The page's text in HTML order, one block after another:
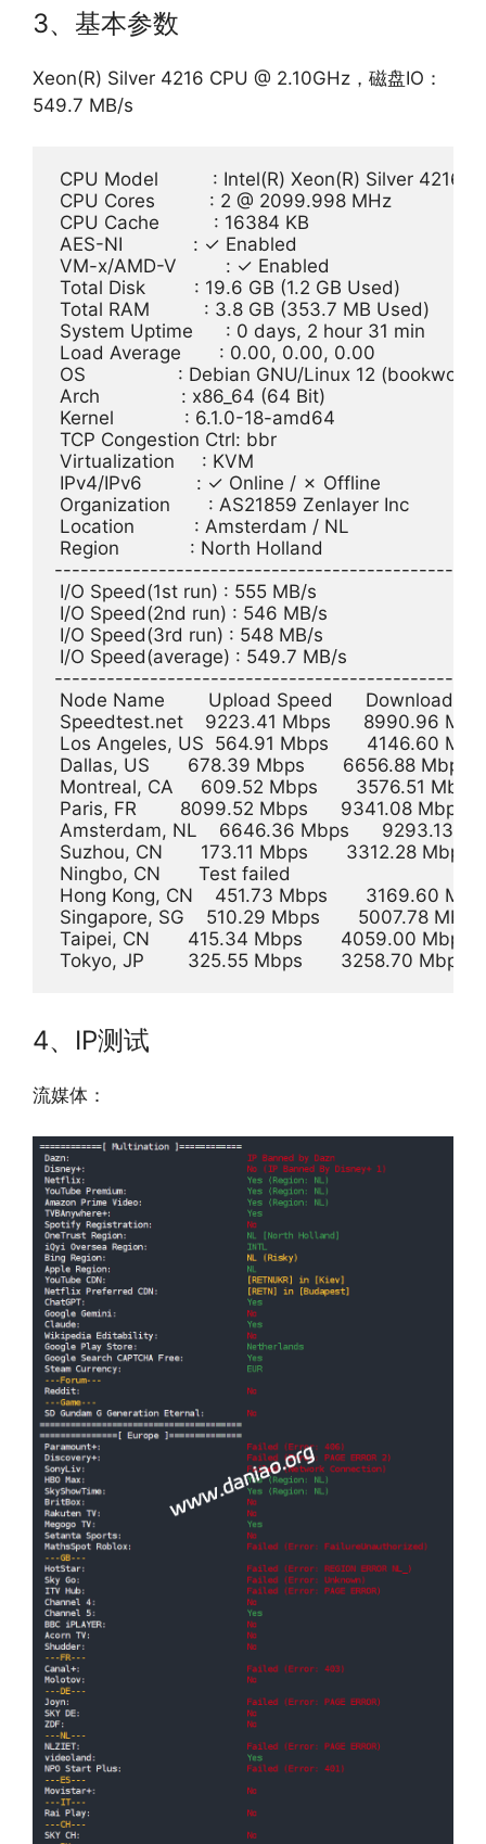
3、基本参数
Xeon(R) Silver 4216 CPU @ 2.10GHz，磁盘IO：
549.7 MB/s
CPU Model          : Intel(R) Xeon(R) Silver 4216
CPU Cores          : 2 @ 2099.998 MHz
CPU Cache          : 16384 KB
AES-NI             : ✓ Enabled
VM-x/AMD-V         : ✓ Enabled
Total Disk         : 19.6 GB (1.2 GB Used)
Total RAM          : 3.8 GB (353.7 MB Used)
System Uptime      : 0 days, 2 hour 31 min
Load Average       : 0.00, 0.00, 0.00
OS                 : Debian GNU/Linux 12 (bookworm)
Arch               : x86_64 (64 Bit)
Kernel             : 6.1.0-18-amd64
TCP Congestion Ctrl: bbr
Virtualization     : KVM
IPv4/IPv6          : ✓ Online / ✗ Offline
Organization       : AS21859 Zenlayer Inc
Location           : Amsterdam / NL
Region             : North Holland
I/O Speed(1st run) : 555 MB/s
I/O Speed(2nd run) : 546 MB/s
I/O Speed(3rd run) : 548 MB/s
I/O Speed(average) : 549.7 MB/s
Node Name        Upload Speed      Download
Speedtest.net    9223.41 Mbps      8990.96
Los Angeles, US  564.91 Mbps       4146.60
Dallas, US       678.39 Mbps       6656.88 Mbps
Montreal, CA     609.52 Mbps       3576.51
Paris, FR        8099.52 Mbps      9341.08
Amsterdam, NL    6646.36 Mbps      9293.13
Suzhou, CN       173.11 Mbps       3312.28
Ningbo, CN       Test failed
Hong Kong, CN    451.73 Mbps       3169.60
Singapore, SG    510.29 Mbps       5007.78
Taipei, CN       415.34 Mbps       4059.00 Mbps
4、IP测试
流媒体：